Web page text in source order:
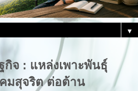
▼
กิจ : แหล่งเพาะพันธุ์
มสุจริต ต่อต้าน